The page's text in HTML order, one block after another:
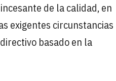
de la calidad, en
exigentes circunstancias
basado en la